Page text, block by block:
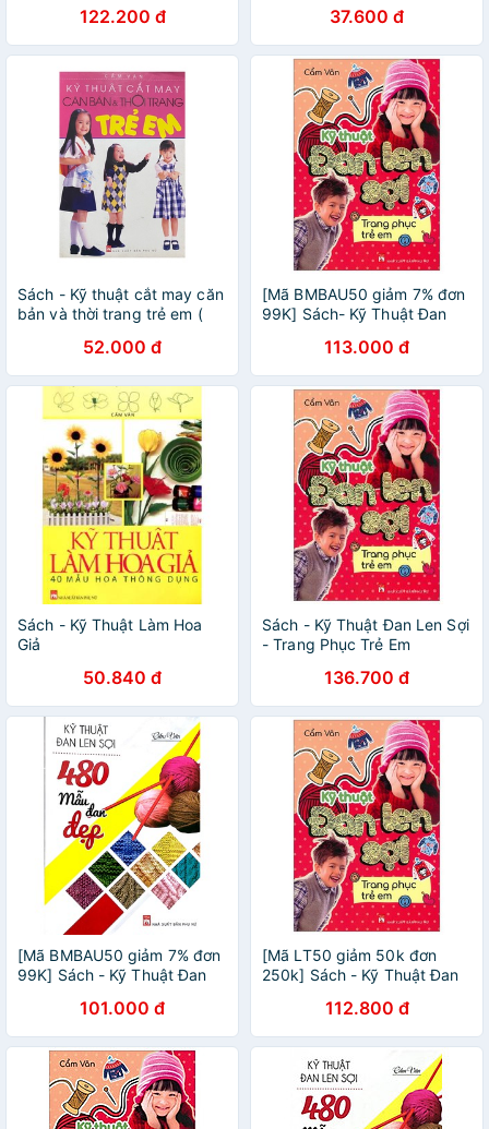
122.200 đ 37.600 đ
Sách - Kỹ thuật cắt may căn
bản và thời trang trẻ em (
52.000 đ
[Mã BMBAU50 giảm 7% đơn
99K] Sách- Kỹ Thuật Đan
113.000 đ
Sách - Kỹ Thuật Làm Hoa
Giả
50.840 đ
Sách - Kỹ Thuật Đan Len Sợi
- Trang Phục Trẻ Em
136.700 đ
[Mã BMBAU50 giảm 7% đơn
99K] Sách - Kỹ Thuật Đan
101.000 đ
[Mã LT50 giảm 50k đơn
250k] Sách - Kỹ Thuật Đan
112.800 đ